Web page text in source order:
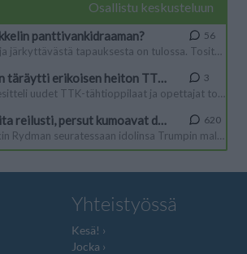
Yhteistyössä
Kesä!
Jocka